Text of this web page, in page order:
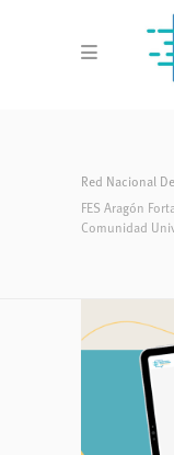
Red Nacional
FES Aragón
Comunidad